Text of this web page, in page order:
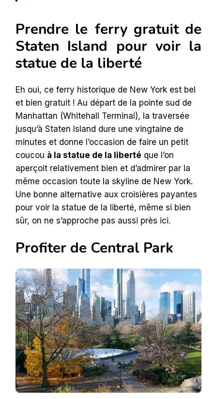
Prendre le ferry gratuit de
Staten Island pour voir la
statue de la liberté
Eh oui, ce ferry historique de New York est bel
et bien gratuit ! Au départ de la pointe sud de
Manhattan (Whitehall Terminal), la traversée
jusqu’à Staten Island dure une vingtaine de
minutes et donne l’occasion de faire un petit
coucou à la statue de la liberté que l’on
aperçoit relativement bien et d’admirer par la
même occasion toute la skyline de New York.
Une bonne alternative aux croisières payantes
pour voir la statue de la liberté, même si bien
sûr, on ne s’approche pas aussi près ici.
Profiter de Central Park